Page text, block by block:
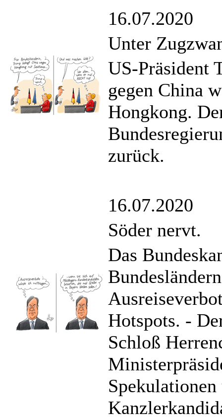
16.07.2020
Unter
US-Präsident
gegen China
Hongkong.
zurück.
16.07.2020
Söder nervt.
Das
Hotspots. -
Schloß